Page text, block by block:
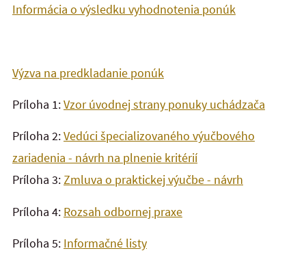
Informácia o výsledku vyhodnotenia ponúk
Výzva na predkladanie ponúk
Príloha 1:Vzor úvodnej strany ponuky uchádzača
Príloha 2:Vedúci špecializovaného výučbového
zariadenia - návrh na plnenie kritérií
Príloha 3:Zmluva o praktickej výučbe - návrh
Príloha 4: Rozsah odbornej praxe
Príloha 5: Informačné listy